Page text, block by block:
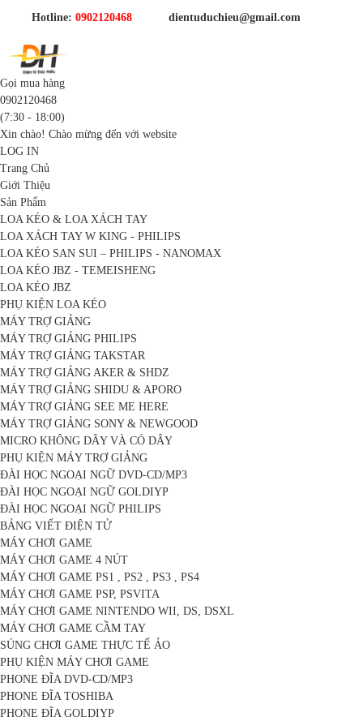
Hotline: 0902120468 dientuduchieu@gmail.com
Gọi mua hàng
0902120468
(7:30 - 18:00)
Xin chào! Chào mừng đến với website
LOG IN
Trang Chủ
Giới Thiệu
Sản Phẩm
LOA KÉO & LOA XÁCH TAY
LOA XÁCH TAY W KING - PHILIPS
LOA KÉO SAN SUI – PHILIPS - NANOMAX
LOA KÉO JBZ - TEMEISHENG
LOA KÉO JBZ
PHỤ KIỆN LOA KÉO
MÁY TRỢ GIẢNG
MÁY TRỢ GIẢNG PHILIPS
MÁY TRỢ GIẢNG TAKSTAR
MÁY TRỢ GIẢNG AKER & SHDZ
MÁY TRỢ GIẢNG SHIDU & APORO
MÁY TRỢ GIẢNG SEE ME HERE
MÁY TRỢ GIẢNG SONY & NEWGOOD
MICRO KHÔNG DÂY VÀ CÓ DÂY
PHỤ KIỆN MÁY TRỢ GIẢNG
ĐÀI HỌC NGOẠI NGỮ DVD-CD/MP3
ĐÀI HỌC NGOẠI NGỮ GOLDIYP
ĐÀI HỌC NGOẠI NGỮ PHILIPS
BẢNG VIẾT ĐIỆN TỬ
MÁY CHƠI GAME
MÁY CHƠI GAME 4 NÚT
MÁY CHƠI GAME PS1 , PS2 , PS3 , PS4
MÁY CHƠI GAME PSP, PSVITA
MÁY CHƠI GAME NINTENDO WII, DS, DSXL
MÁY CHƠI GAME CẦM TAY
SÚNG CHƠI GAME THỰC TẾ ẢO
PHỤ KIỆN MÁY CHƠI GAME
PHONE ĐĨA DVD-CD/MP3
PHONE ĐĨA TOSHIBA
PHONE ĐĨA GOLDIYP